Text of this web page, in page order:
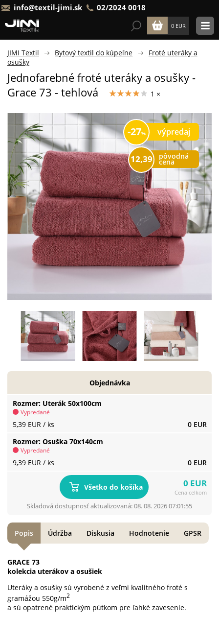
info@textil-jimi.sk 02/2024 0018
0 EUR
JIMI Textil Bytový textil do kúpeľne
Froté uteráky a
osušky
Jednofarebné froté uteráky a osušky -
Grace 73 - tehlová
1 ×
výpredaj
27
pôvodná
cena
12,39
Rozmer Uterák 50x100cm
5,39 EUR / ks 0 EUR
Vypredané
Rozmer Osuška 70x140cm
9,39 EUR / ks 0 EUR
Vypredané
Objednávka
Všetko do košíka 0 EUR
Cena celkom
Skladová dostupnosť aktualizovaná: 08. 08. 2026 07:01:55
GRACE 73
kolekcia uterákov a osušiek
Uteráky a osušky sú vyrobené z veľmi kvalitného froté s
gramážou 550g/m2
a sú opatrené praktickým pútkom pre ľahké zavesenie.
Popis Údržba Diskusia Hodnotenie GPSR